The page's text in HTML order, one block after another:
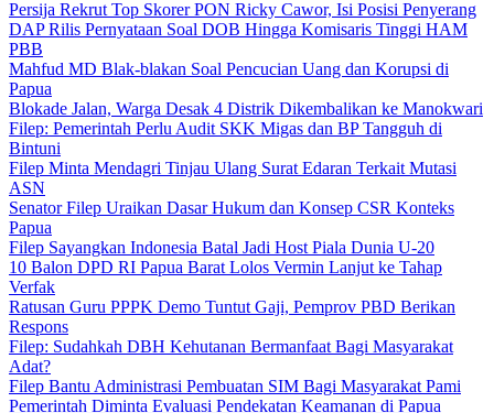
Persija Rekrut Top Skorer PON Ricky Cawor, Isi Posisi Penyerang
DAP Rilis Pernyataan Soal DOB Hingga Komisaris Tinggi HAM
PBB
Mahfud MD Blak-blakan Soal Pencucian Uang dan Korupsi di
Papua
Blokade Jalan, Warga Desak 4 Distrik Dikembalikan ke Manokwari
Filep: Pemerintah Perlu Audit SKK Migas dan BP Tangguh di
Bintuni
Filep Minta Mendagri Tinjau Ulang Surat Edaran Terkait Mutasi
ASN
Senator Filep Uraikan Dasar Hukum dan Konsep CSR Konteks
Papua
Filep Sayangkan Indonesia Batal Jadi Host Piala Dunia U-20
10 Balon DPD RI Papua Barat Lolos Vermin Lanjut ke Tahap
Verfak
Ratusan Guru PPPK Demo Tuntut Gaji, Pemprov PBD Berikan
Respons
Filep: Sudahkah DBH Kehutanan Bermanfaat Bagi Masyarakat
Adat?
Filep Bantu Administrasi Pembuatan SIM Bagi Masyarakat Pami
Pemerintah Diminta Evaluasi Pendekatan Keamanan di Papua